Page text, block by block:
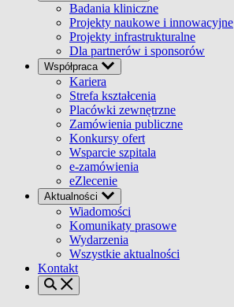
Badania kliniczne
Projekty naukowe i innowacyjne
Projekty infrastrukturalne
Dla partnerów i sponsorów
Współpraca
Kariera
Strefa kształcenia
Placówki zewnętrzne
Zamówienia publiczne
Konkursy ofert
Wsparcie szpitala
e-zamówienia
eZlecenie
Aktualności
Wiadomości
Komunikaty prasowe
Wydarzenia
Wszystkie aktualności
Kontakt